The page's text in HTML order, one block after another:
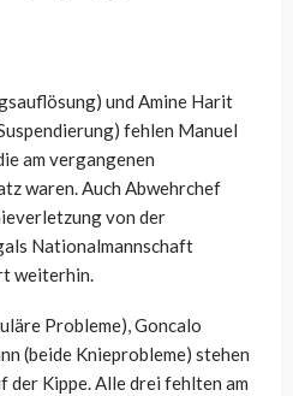
und Amine Harit
fehlen Manuel
am vergangenen
waren. Auch Abwehrchef
von der
Nationalmannschaft
weiterhin.
Probleme), Goncalo
(beide Knieprobleme) stehen
Kippe. Alle drei fehlten am